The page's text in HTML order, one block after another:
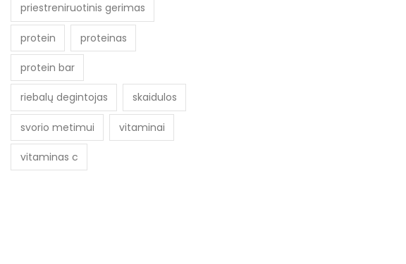
priestreniruotinis gerimas
protein proteinas
protein bar
riebalų degintojas skaidulos
svorio metimui vitaminai
vitaminas c